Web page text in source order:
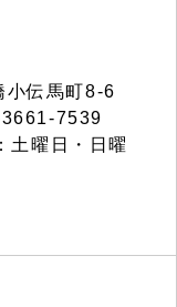
伝馬町8-6
7539
土曜日・日曜